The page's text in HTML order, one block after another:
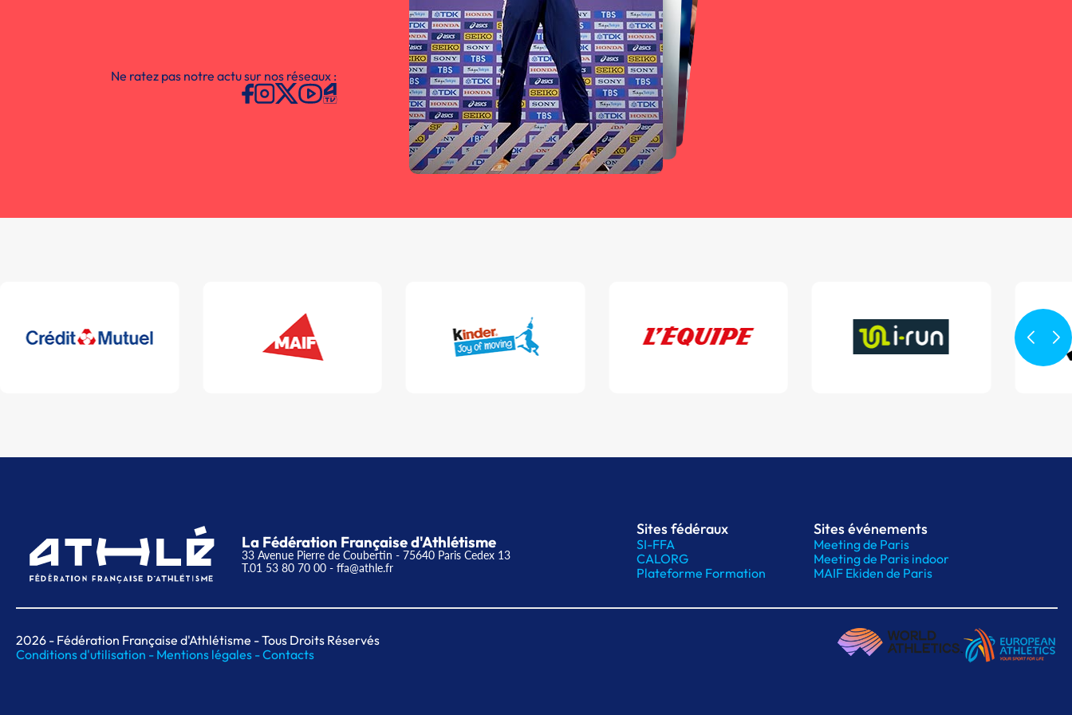
Ne ratez pas notre actu sur nos réseaux :
La Fédération Française d'Athlétisme
33 Avenue Pierre de Coubertin - 75640 Paris Cedex 13
T.01 53 80 70 00 - ffa@athle.fr
Sites fédéraux
SI-FFA
CALORG
Plateforme Formation
Sites événements
Meeting de Paris
Meeting de Paris indoor
MAIF Ekiden de Paris
2026 - Fédération Française d'Athlétisme - Tous Droits Réservés
Conditions d'utilisation - Mentions légales -Contacts